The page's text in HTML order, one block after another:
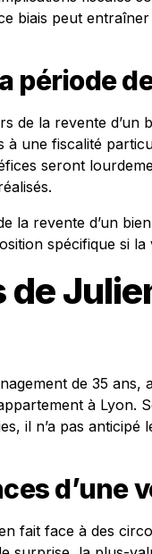
biais peut
période
de la revente d’un
à une fiscalité
seront
la revente d’un
spécifique si
de
de 35 ans,
à Lyon.
il n’a pas anticipé
d’une
fait face à des